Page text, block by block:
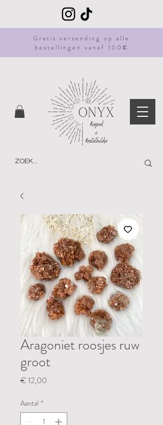
Gratis verzending op alle
bestellingen vanaf 100€
Aragoniet roosjes ruw
groot
€ 12,00
Aantal *